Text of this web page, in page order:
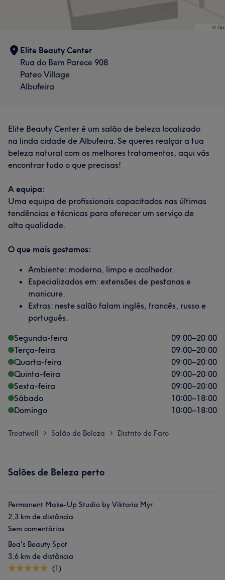
Portfólio
Elite Beauty Center
Rua do Bem Parece 908
Pateo Village
Albufeira
Elite Beauty Center é um salão de beleza localizado
na linda cidade de Albufeira. Se queres realçar a tua
beleza natural com os melhores tratamentos, aqui vás
encontrar tudo o que precisas!
A equipa:
Uma equipa de profissionais capacitados nas últimas
tendências e técnicas para oferecer um serviço de
alta qualidade.
O que mais gostamos:
Ambiente: moderno, limpo e acolhedor.
Especializados em: extensões de pestanas e
manicure.
Extras: neste salão falam inglês, francês, russo e
português.
Segunda-feira
09:00–20:00
Terça-feira
09:00–20:00
Quarta-feira
09:00–20:00
Quinta-feira
09:00–20:00
Sexta-feira
09:00–20:00
Sábado
10:00–18:00
Domingo
10:00–18:00
Treatwell > Salão de Beleza > Distrito de Faro
Salões de Beleza perto
Permanent Make-Up Studio by Viktoria Myr
2,3 km de distância
Sem comentários
Bea's Beauty Spot
3,6 km de distância
(1)